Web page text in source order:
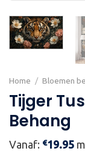
Home / Bloemen
Tijger
Behang
Vanaf: €19.95